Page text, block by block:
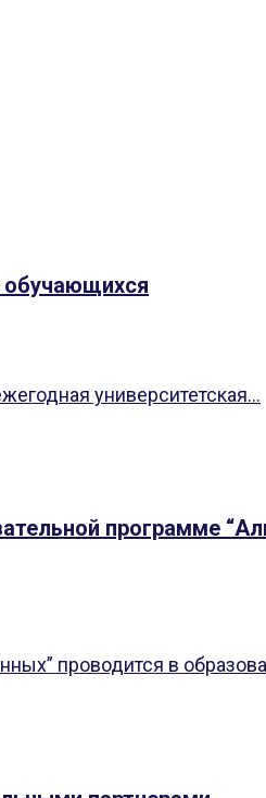
обучающихся
университетская...
программе
проводится в